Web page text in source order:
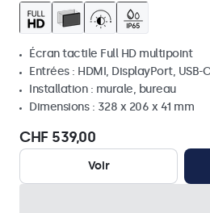
Écran tactile Full HD multipoint
Entrées : HDMI, DisplayPort, USB-
Installation : murale, bureau
Dimensions : 328 x 206 x 41 mm
CHF 539,00
Voir